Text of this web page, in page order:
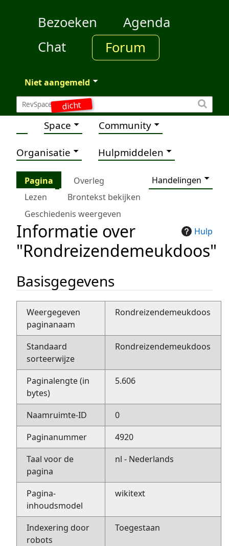
dicht
Bezoeken
Agenda
Chat
Forum
Niet aangemeld
Space Community
Organisatie Hulpmiddelen
Pagina Overleg
Handelingen
Lezen
Brontekst bekijken
Geschiedenis weergeven
Hulp
Informatie over
"Rondreizendemeukdoos"
Basisgegevens
Weergegeven
paginanaam
Rondreizendemeukdoos
Standaard
sorteerwijze
Rondreizendemeukdoos
Paginalengte (in
bytes)
5.606
Naamruimte-ID
0
Paginanummer
4920
Taal voor de
pagina
nl - Nederlands
Pagina-
inhoudsmodel
wikitext
Indexering door
robots
Toegestaan